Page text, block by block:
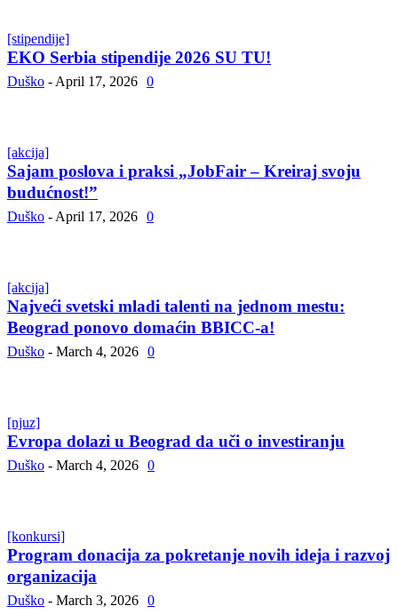
[stipendije]
EKO Serbia stipendije 2026 SU TU!
Duško - April 17, 2026 0
[akcija]
Sajam poslova i praksi „JobFair – Kreiraj svoju
budućnost!”
Duško - April 17, 2026 0
[akcija]
Najveći svetski mladi talenti na jednom mestu:
Beograd ponovo domaćin BBICC-a!
Duško - March 4, 2026 0
[njuz]
Evropa dolazi u Beograd da uči o investiranju
Duško - March 4, 2026 0
[konkursi]
Program donacija za pokretanje novih ideja i razvoj
organizacija
Duško - March 3, 2026 0